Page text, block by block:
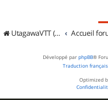
UtagawaVTT (Randos VTT et VTTAE avec traces GPS) Accueil
Développé par phpBB®
Traduction
Optimized